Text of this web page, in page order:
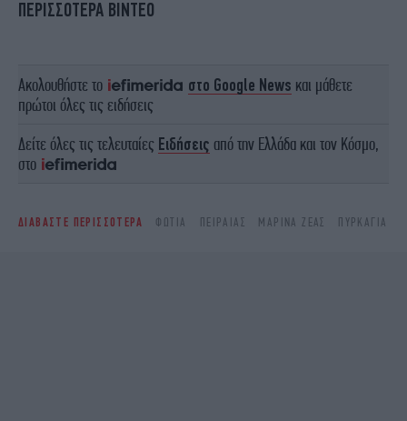
ΠΕΡΙΣΣΟΤΕΡΑ ΒΙΝΤΕΟ
Ακολουθήστε το στο Google News και μάθετε
πρώτοι όλες τις ειδήσεις
Δείτε όλες τις τελευταίες Ειδήσεις από την Ελλάδα και τον Κόσμο,
στο
ΔΙΑΒΑΣΤΕ ΠΕΡΙΣΣΟΤΕΡΑ ΦΩΤΙΆ ΠΕΙΡΑΙΆΣ ΜΑΡΊΝΑ ΖΈΑΣ ΠΥΡΚΑΓΙΆ